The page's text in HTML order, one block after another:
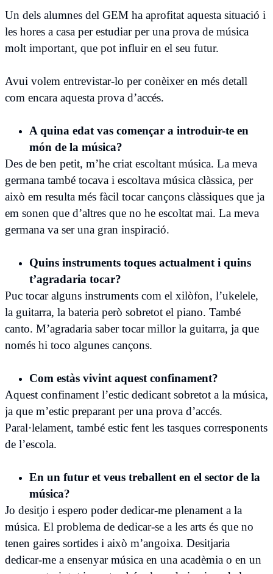
Un dels alumnes del GEM ha aprofitat aquesta situació i
les hores a casa per estudiar per una prova de música
molt important, que pot influir en el seu futur.
Avui volem entrevistar-lo per conèixer en més detall
com encara aquesta prova d’accés.
A quina edat vas començar a introduir-te en
món de la música?
Des de ben petit, m’he criat escoltant música. La meva
germana també tocava i escoltava música clàssica, per
això em resulta més fàcil tocar cançons clàssiques que ja
em sonen que d’altres que no he escoltat mai. La meva
germana va ser una gran inspiració.
Quins instruments toques actualment i quins
t’agradaria tocar?
Puc tocar alguns instruments com el xilòfon, l’ukelele,
la guitarra, la bateria però sobretot el piano. També
canto. M’agradaria saber tocar millor la guitarra, ja que
només hi toco algunes cançons.
Com estàs vivint aquest confinament?
Aquest confinament l’estic dedicant sobretot a la música,
ja que m’estic preparant per una prova d’accés.
Paral·lelament, també estic fent les tasques corresponents
de l’escola.
En un futur et veus treballent en el sector de la
música?
Jo desitjo i espero poder dedicar-me plenament a la
música. El problema de dedicar-se a les arts és que no
tenen gaires sortides i això m’angoixa. Desitjaria
dedicar-me a ensenyar música en una acadèmia o en un